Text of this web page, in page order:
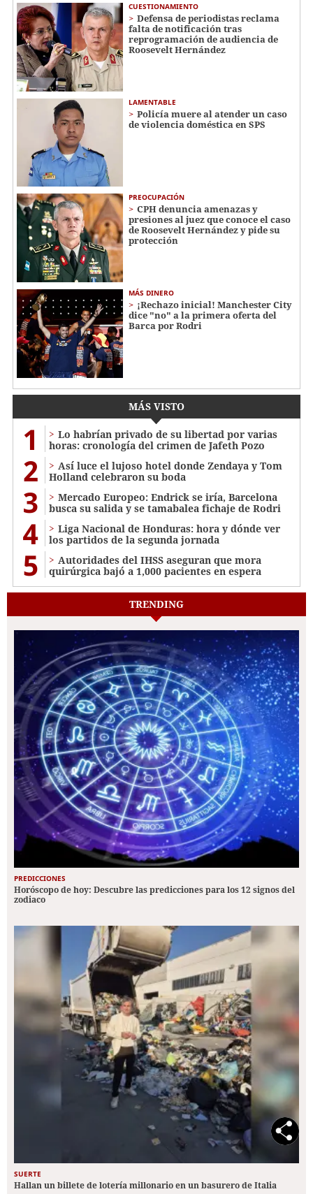
CUESTIONAMIENTO
Defensa de periodistas reclama
falta de notificación tras
reprogramación de audiencia de
Roosevelt Hernández
LAMENTABLE
Policía muere al atender un caso
de violencia doméstica en SPS
PREOCUPACIÓN
CPH denuncia amenazas y
presiones al juez que conoce el caso
de Roosevelt Hernández y pide su
protección
MÁS DINERO
¡Rechazo inicial! Manchester City
dice "no" a la primera oferta del
Barca por Rodri
MÁS VISTO
1
Lo habrían privado de su libertad por varias
horas: cronología del crimen de Jafeth Pozo
2
Así luce el lujoso hotel donde Zendaya y Tom
Holland celebraron su boda
3
Mercado Europeo: Endrick se iría, Barcelona
busca su salida y se tamabalea fichaje de Rodri
4
Liga Nacional de Honduras: hora y dónde ver
los partidos de la segunda jornada
5
Autoridades del IHSS aseguran que mora
quirúrgica bajó a 1,000 pacientes en espera
TRENDING
PREDICCIONES
Horóscopo de hoy: Descubre las predicciones para los 12 signos del
zodiaco
SUERTE
Hallan un billete de lotería millonario en un basurero de Italia